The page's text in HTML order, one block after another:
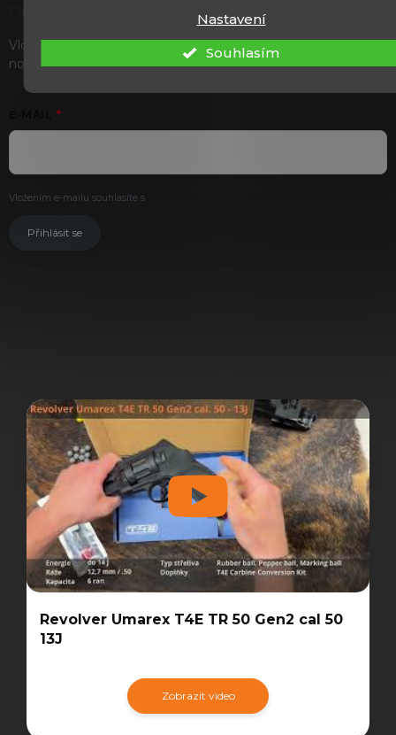
Nastavení
Souhlasím
Vložte svůj e-mail a my vám budeme zasílat informace o
nových produktech na našem e-shopu.
Vložením e-mailu souhlasíte s
Přihlásit se
Revolver Umarex T4E TR 50 Gen2 cal 50
13J
Zobrazit video